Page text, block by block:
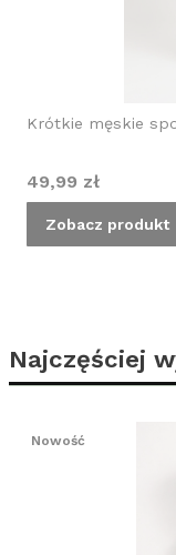
Krótkie męskie
Cena
49,99 zł
Zobacz produkt
Najczęściej
Nowość